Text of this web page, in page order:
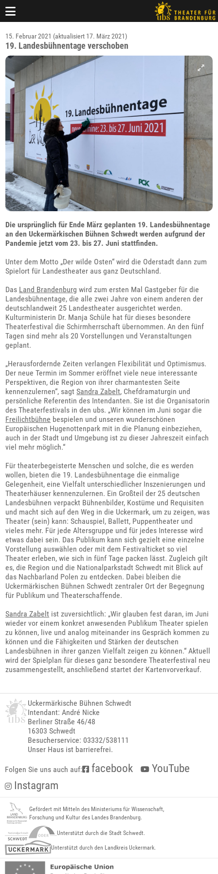
15. Februar 2021 (aktualisiert 17. März 2021)
19. Landesbühnentage verschoben
Die ursprünglich für Ende März geplanten 19. Landesbühnentage
an den Uckermärkischen Bühnen Schwedt werden aufgrund der
Pandemie jetzt vom 23. bis 27. Juni stattfinden.
Unter dem Motto „Der wilde Osten“ wird die Oderstadt dann zum
Spielort für Landestheater aus ganz Deutschland.
Das Land Brandenburg wird zum ersten Mal Gastgeber für die
Landesbühnentage, die alle zwei Jahre von einem anderen der
deutschlandweit 25 Landestheater ausgerichtet werden.
Kulturministerin Dr. Manja Schüle hat für dieses besondere
Theaterfestival die Schirmherrschaft übernommen. An den fünf
Tagen sind mehr als 20 Vorstellungen und Veranstaltungen
geplant.
„Herausfordernde Zeiten verlangen Flexibilität und Optimismus.
Der neue Termin im Sommer eröffnet viele neue interessante
Perspektiven, die Region von ihrer charmantesten Seite
kennenzulernen“, sagtSandra Zabelt, Chefdramaturgin und
persönliche Referentin des Intendanten. Sie ist die Organisatorin
des Theaterfestivals in den ubs. „Wir können im Juni sogar die
Freilichtbühne bespielen und unseren wunderschönen
Europäischen Hugenottenpark mit in die Planung einbeziehen,
auch in der Stadt und Umgebung ist zu dieser Jahreszeit einfach
viel mehr möglich.“
Für theaterbegeisterte Menschen und solche, die es werden
wollen, bieten die 19. Landesbühnentage die einmalige
Gelegenheit, eine Vielfalt unterschiedlicher Inszenierungen und
Theaterhäuser kennenzulernen. Ein Großteil der 25 deutschen
Landesbühnen verpackt Bühnenbilder, Kostüme und Requisiten
und macht sich auf den Weg in die Uckermark, um zu zeigen, was
Theater (sein) kann: Schauspiel, Ballett, Puppentheater und
vieles mehr. Für jede Altersgruppe und für jedes Interesse wird
etwas dabei sein. Das Publikum kann sich gezielt eine einzelne
Vorstellung auswählen oder mit dem Festivalticket so viel
Theater erleben, wie sich in fünf Tage packen lässt. Zugleich gilt
es, die Region und die Nationalparkstadt Schwedt mit Blick auf
das Nachbarland Polen zu entdecken. Dabei bleiben die
Uckermärkischen Bühnen Schwedt zentraler Ort der Begegnung
für Publikum und Theaterschaffende.
Sandra Zabelt ist zuversichtlich: „Wir glauben fest daran, im Juni
wieder vor einem konkret anwesenden Publikum Theater spielen
zu können, live und analog miteinander ins Gespräch kommen zu
können und die Fähigkeiten und Stärken der deutschen
Landesbühnen in ihrer ganzen Vielfalt zeigen zu können.“ Aktuell
wird der Spielplan für dieses ganz besondere Theaterfestival neu
zusammengestellt, anschließend startet der Kartenvorverkauf.
Uckermärkische Bühnen Schwedt
Intendant: André Nicke
Berliner Straße 46/48
16303 Schwedt
Besucherservice: 03332/538111
Unser Haus ist barrierefrei.
Folgen Sie uns auch auf: facebook
YouTube
Instagram
Gefördert mit Mitteln des Ministeriums für Wissenschaft,
Forschung und Kultur des Landes Brandenburg.
Unterstützt durch die Stadt Schwedt.
Unterstützt durch den Landkreis Uckermark.